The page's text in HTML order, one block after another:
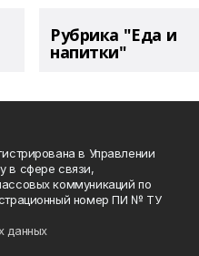
Рубрика "Еда и
напитки"
в Управлении
в сфере связи,
коммуникаций по
номер ПИ № ТУ
данных